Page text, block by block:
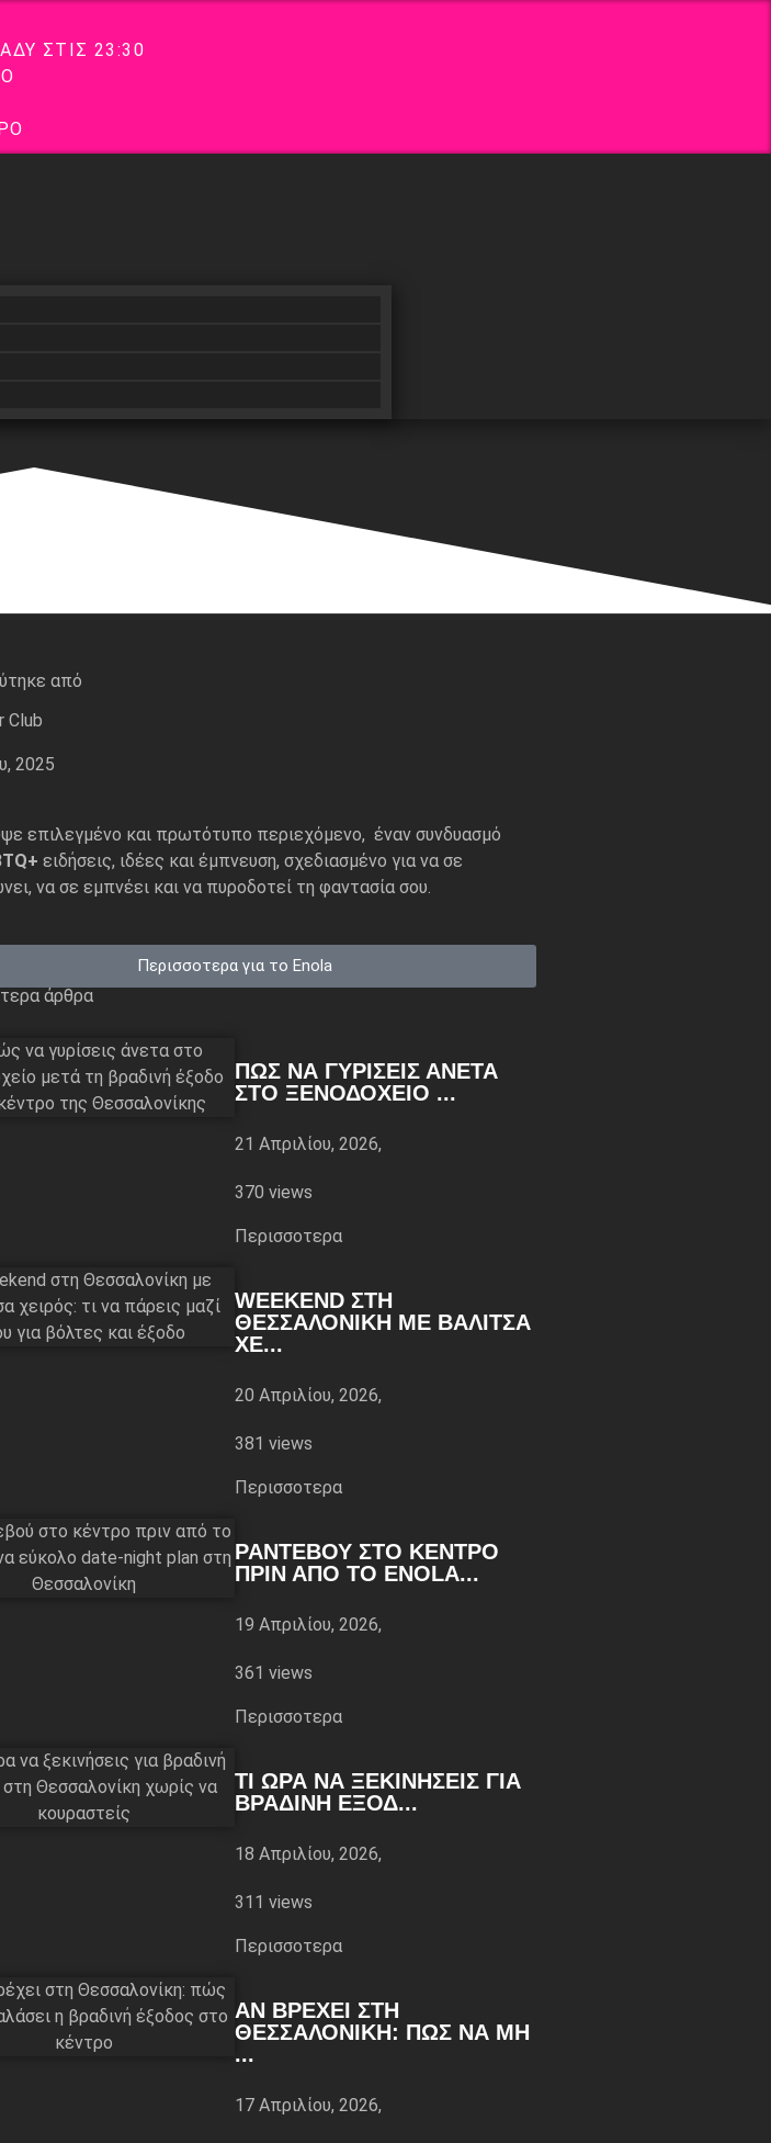
ΑΔΥ ΣΤ ΙΣ 23 :3 0
Ο
Ο
από
Club
2025
επιλεγμένο και πρωτότυπο περιεχόμενο, έναν συνδυασμό
ειδήσεις, ιδέες και έμπνευση, σχεδιασμένο για να σε
να σε εμπνέει και να πυροδοτεί τη φαντασία σου.
Περισσοτερα για το Enola
άρθρα
ΠΏΣ ΝΑ ΓΥΡΊΣΕΙΣ ΆΝΕΤΑ
ΣΤΟ ΞΕΝΟΔΟΧΕΊΟ ...
21 Απριλίου, 2026,
370 views
Περισσoτερα
WEEKEND ΣΤΗ
ΘΕΣΣΑΛΟΝΊΚΗ ΜΕ ΒΑΛΊΤΣΑ
ΧΕ...
20 Απριλίου, 2026,
381 views
Περισσoτερα
ΡΑΝΤΕΒΟΎ ΣΤΟ ΚΈΝΤΡΟ
ΠΡΙΝ ΑΠΌ ΤΟ ENOLA...
19 Απριλίου, 2026,
361 views
Περισσoτερα
ΤΙ ΏΡΑ ΝΑ ΞΕΚΙΝΉΣΕΙΣ ΓΙΑ
ΒΡΑΔΙΝΉ ΈΞΟΔ...
18 Απριλίου, 2026,
311 views
Περισσoτερα
ΑΝ ΒΡΈΧΕΙ ΣΤΗ
ΘΕΣΣΑΛΟΝΊΚΗ: ΠΏΣ ΝΑ ΜΗ
...
17 Απριλίου, 2026,